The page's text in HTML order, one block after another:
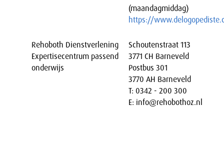
(maandagmiddag)
https://
Rehoboth Dienstverlening
Expertisecentrum passend
onderwijs
Schoutenstraat 113
3771 CH Barneveld
Postbus 301
3770 AH Barneveld
T: 0342 - 200 300
E: info@rehobothoz.nl